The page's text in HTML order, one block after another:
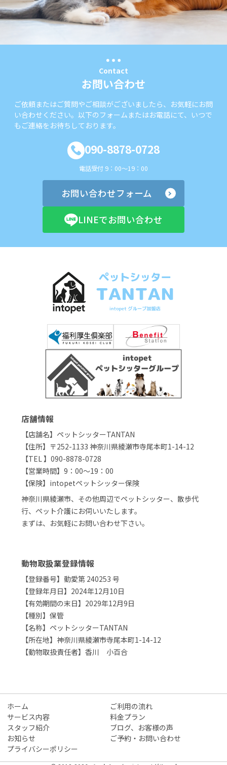
Contact
お問い合わせ
ご依頼またはご質問やご相談がございましたら、お気軽にお問
い合わせください。以下のフォームまたはお電話にて、いつで
もご連絡をお待ちしております。
090-8878-0728
電話受付 9：00～19：00
お問い合わせフォーム
LINEでお問い合わせ
店舗情報
【店舗名】ペットシッターTANTAN
【住所】〒252-1133 神奈川県綾瀬市寺尾本町1-14-12
【TEL 】090-8878-0728
【営業時間】9：00～19：00
【保険】intopetペットシッター保険
神奈川県綾瀬市、その他周辺でペットシッター、散歩代
行、ペット介護にお伺いいたします。
まずは、お気軽にお問い合わせ下さい。
動物取扱業登録情報
【登録番号】動愛第 240253 号
【登録年月日】2024年12月10日
【有効期間の末日】2029年12月9日
【種別】保管
【名称】ペットシッターTANTAN
【所在地】神奈川県綾瀬市寺尾本町1-14-12
【動物取扱責任者】香川 小百合
ホーム
ご利用の流れ
サービス内容
料金プラン
スタッフ紹介
ブログ、お客様の声
お知らせ
ご予約・お問い合わせ
プライバシーポリシー